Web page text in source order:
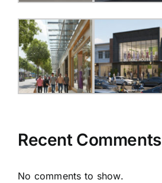
Recent Comments
No comments to show.